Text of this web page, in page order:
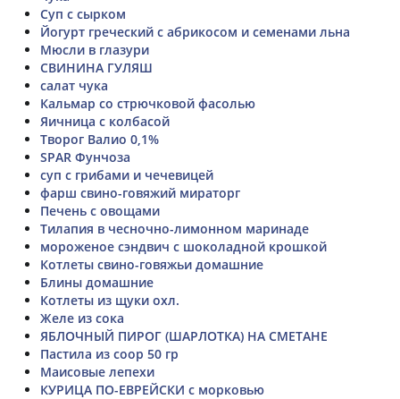
Суп с сырком
Йогурт греческий с абрикосом и семенами льна
Мюсли в глазури
СВИНИНА ГУЛЯШ
салат чука
Кальмар со стрючковой фасолью
Яичница с колбасой
Творог Валио 0,1%
SPAR Фунчоза
суп с грибами и чечевицей
фарш свино-говяжий мираторг
Печень с овощами
Тилапия в чесночно-лимонном маринаде
мороженое сэндвич с шоколадной крошкой
Котлеты свино-говяжьи домашние
Блины домашние
Котлеты из щуки охл.
Желе из сока
ЯБЛОЧНЫЙ ПИРОГ (ШАРЛОТКА) НА СМЕТАНЕ
Пастила из соор 50 гр
Маисовые лепехи
КУРИЦА ПО-ЕВРЕЙСКИ с морковью